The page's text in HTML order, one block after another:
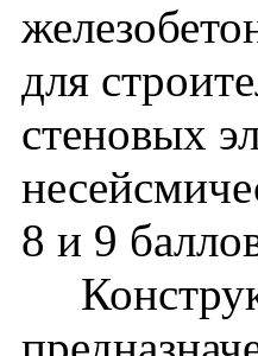
для
стеновых
8 и 9